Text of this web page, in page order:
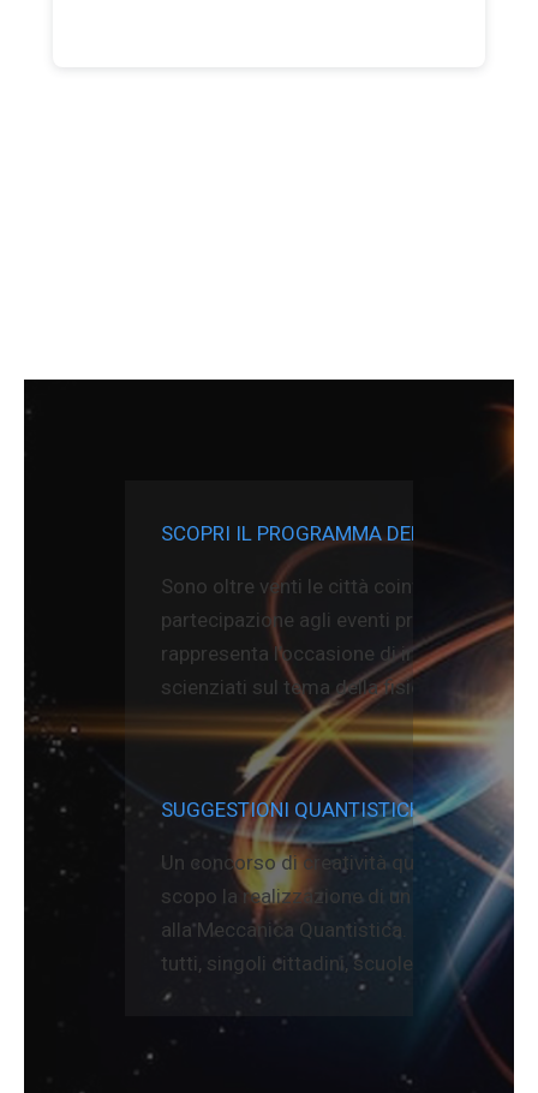
SCOPRI IL PROGRAMMA DELLE CITTA’
Sono oltre venti le città coinvolte in tutta
partecipazione agli eventi proposti è
rappresenta l’occasione di incontro tra
scienziati sul tema della fisica quantistica
SUGGESTIONI QUANTISTICHE
Un concorso di creatività quantistica che
scopo la realizzazione di un progetto
alla Meccanica Quantistica. La
tutti, singoli cittadini, scuole, gruppi….